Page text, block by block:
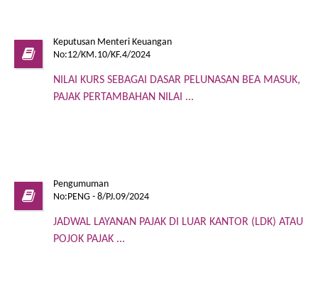
Keputusan Menteri Keuangan
No:12/KM.10/KF.4/2024
NILAI KURS SEBAGAI DASAR PELUNASAN BEA MASUK,
PAJAK PERTAMBAHAN NILAI ...
Pengumuman
No:PENG - 8/PJ.09/2024
JADWAL LAYANAN PAJAK DI LUAR KANTOR (LDK) ATAU
POJOK PAJAK ...